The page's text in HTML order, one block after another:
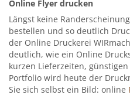
Online Flyer drucken
Längst keine
bestellen und so deutlich
der Online Druckerei
deutlich, wie ein Online
kurzen Lieferzeiten,
Portfolio wird heute der
Sie sich selbst ein Bild: online